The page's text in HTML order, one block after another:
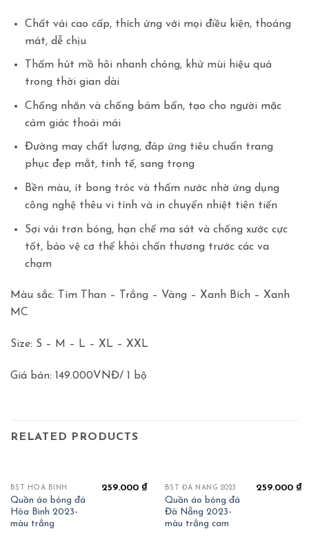
Chất vải cao cấp, thích ứng với mọi điều kiện, thoáng
mát, dễ chịu
Thấm hút mồ hôi nhanh chóng, khử mùi hiệu quả
trong thời gian dài
Chống nhăn và chống bám bẩn, tạo cho người mặc
cảm giác thoải mái
Đường may chất lượng, đáp ứng tiêu chuẩn trang
phục đẹp mắt, tinh tế, sang trọng
Bền màu, ít bong tróc và thấm nước nhờ ứng dụng
công nghệ thêu vi tính và in chuyển nhiệt tiên tiến
Sợi vải trơn bóng, hạn chế ma sát và chống xước cực
tốt, bảo vệ cơ thể khỏi chấn thương trước các va
chạm
Màu sắc: Tím Than – Trắng – Vàng – Xanh Bích – Xanh
MC
Size: S – M – L – XL – XXL
Giá bán: 149.000VNĐ/ 1 bộ
RELATED PRODUCTS
BST HOÀ BÌNH
Quần áo bóng đá
Hòa Bình 2023-
màu trắng
259.000₫ BST ĐÀ NẴNG 2023
Quần áo bóng đá
Đà Nẵng 2023-
màu trắng cam
259.000₫